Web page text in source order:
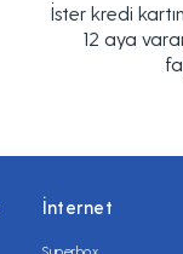
İster kredi
12 aya
İnternet